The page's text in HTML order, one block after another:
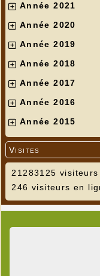
Année 2021
Année 2020
Année 2019
Année 2018
Année 2017
Année 2016
Année 2015
Visites
21283125 visiteurs
246 visiteurs en